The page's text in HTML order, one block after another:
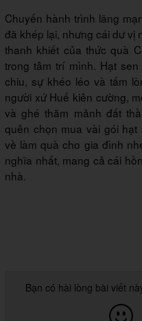
Chuyến hành trình lãng
đã khép lại, nhưng cái dư vị
thanh khiết của thức quà
trong tâm trí mình. Hạt
chiu, sự khéo léo và tấm
người xứ Huế kiên cường,
và ghé thăm mảnh đất
quên chọn mua vài gói
về làm quà cho gia đình
nghĩa nhất, mang cả cái
nhà.
Bạn có hài lòng bài viết